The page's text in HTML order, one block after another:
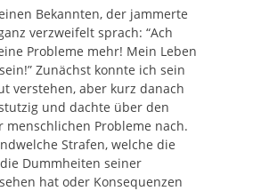
Bekannten, der jammerte
verzweifelt sprach: “Ach
Probleme mehr! Mein Leben
Zunächst konnte ich sein
verstehen, aber kurz danach
und dachte über den
menschlichen Probleme nach.
Strafen, welche die
Dummheiten seiner
hat oder Konsequenzen